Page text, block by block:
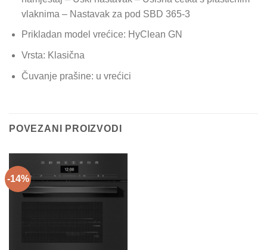
vlaknima – Nastavak za pod SBD 365-3
Prikladan model vrećice: HyClean GN
Vrsta: Klasična
Čuvanje prašine: u vrećici
POVEZANI PROIZVODI
-14%